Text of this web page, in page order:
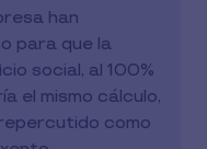
han
para que la
social, al 100%
el mismo cálculo,
como